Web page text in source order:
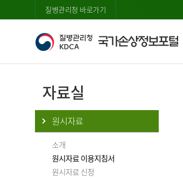
질병관리청 바로가기
자료실
원시자료
소개
원시자료 이용지침서
원시자료 신청